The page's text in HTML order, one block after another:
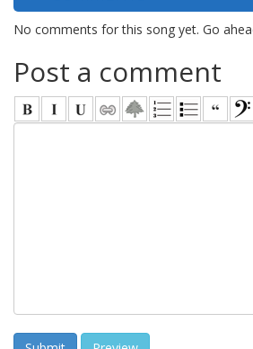
No comments for this song yet. Go
Post a comment